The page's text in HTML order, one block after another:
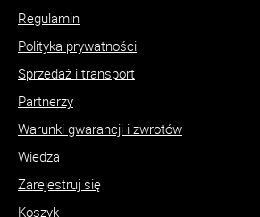
Regulamin
Polityka prywatności
Sprzedaż i transport
Partnerzy
Warunki gwarancji i zwrotów
Wiedza
Zarejestruj się
Koszyk